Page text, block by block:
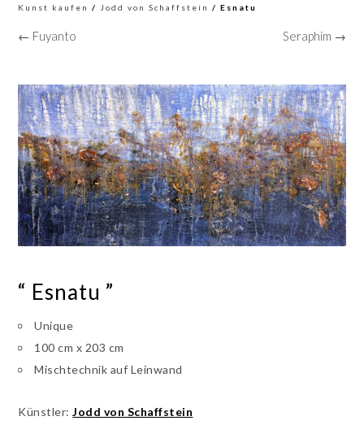
Kunst kaufen / Jodd von Schaffstein / Esnatu
← Fuyanto Seraphim →
“ Esnatu ”
Unique
100 cm x 203 cm
Mischtechnik auf Leinwand
Künstler:Jodd von Schaffstein